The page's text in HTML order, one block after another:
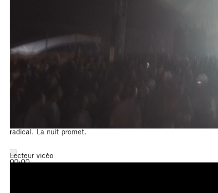
00:00
De l’IDM (Intelligent Dance Music) qui s’écoute à la maison
aux déclinaisons house-techno qui se vivent en club,
Photons embrasse tout, en respectant les marqueurs des
musiques électroniques, avec une production fortement
radical. La nuit promet.
Lecteur vidéo